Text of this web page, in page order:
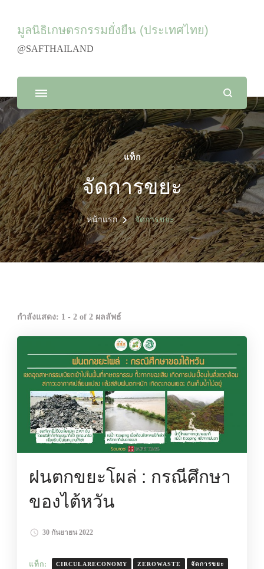
มูลนิธิเกษตรกรรมยั่งยืน (ประเทศไทย)
@SAFTHAILAND
แท็ก
จัดการขยะ
หน้าแรก จัดการขยะ
กำลังแสดง: 1 - 2 of 2 ผลลัพธ์
ฝนตกขยะโผล่ : กรณีศึกษา
ของไต้หวัน
30 กันยายน 2022
แท็ก: CIRCULARECONOMY ZEROWASTE จัดการขยะ